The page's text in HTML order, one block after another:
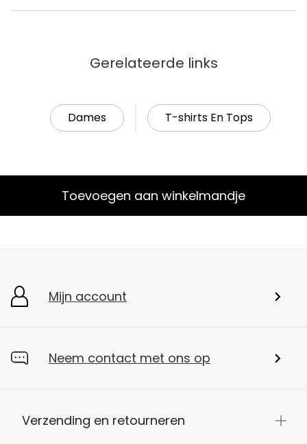
Gerelateerde links
Dames T-shirts En Tops
Toevoegen aan winkelmandje
Mijn account
Neem contact met ons op
Verzending en retourneren